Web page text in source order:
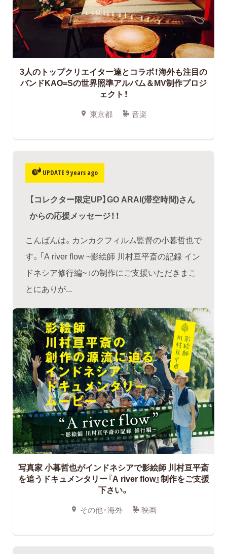
3人のトップクリエイター達とコラボ！海外も注目の
バンドKAO=Sの世界照準アルバム＆MV制作プロジ
ェクト！
東京都 音楽
UPDATE 9 years ago
【コレクター限定UP】GO ARAI(滞空時間)さん
からの応援メッセージ！！
こんばんは。カンカクフィルム監督の小暮哲也で
す。「A river flow ~影絵師 川村亘平斎の記録 イン
ドネシア修行編~」の制作にご支援いただきまこ
とにありが...
写真家 小暮哲也がインドネシアで影絵師 川村亘平斎
を追うドキュメンタリー『A river flow』制作をご支援
下さい。
その他・海外 映画